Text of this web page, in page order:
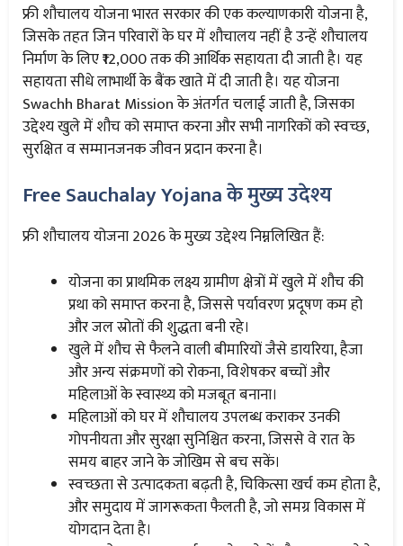
फ्री शौचालय योजना भारत सरकार की एक कल्याणकारी योजना है,
जिसके तहत जिन परिवारों के घर में शौचालय नहीं है उन्हें शौचालय
निर्माण के लिए ₹12,000 तक की आर्थिक सहायता दी जाती है। यह
सहायता सीधे लाभार्थी के बैंक खाते में दी जाती है। यह योजना
Swachh Bharat Mission के अंतर्गत चलाई जाती है, जिसका
उद्देश्य खुले में शौच को समाप्त करना और सभी नागरिकों को स्वच्छ,
सुरक्षित व सम्मानजनक जीवन प्रदान करना है।
Free Sauchalay Yojana के मुख्य उदेश्य
फ्री शौचालय योजना 2026 के मुख्य उद्देश्य निम्नलिखित हैं:
योजना का प्राथमिक लक्ष्य ग्रामीण क्षेत्रों में खुले में शौच की
प्रथा को समाप्त करना है, जिससे पर्यावरण प्रदूषण कम हो
और जल स्रोतों की शुद्धता बनी रहे।
खुले में शौच से फैलने वाली बीमारियों जैसे डायरिया, हैजा
और अन्य संक्रमणों को रोकना, विशेषकर बच्चों और
महिलाओं के स्वास्थ्य को मजबूत बनाना।
महिलाओं को घर में शौचालय उपलब्ध कराकर उनकी
गोपनीयता और सुरक्षा सुनिश्चित करना, जिससे वे रात के
समय बाहर जाने के जोखिम से बच सकें।
स्वच्छता से उत्पादकता बढ़ती है, चिकित्सा खर्च कम होता है,
और समुदाय में जागरूकता फैलती है, जो समग्र विकास में
योगदान देता है।